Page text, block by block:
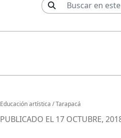
Educación artística /Tarapacá
PUBLICADO EL 17 OCTUBRE,